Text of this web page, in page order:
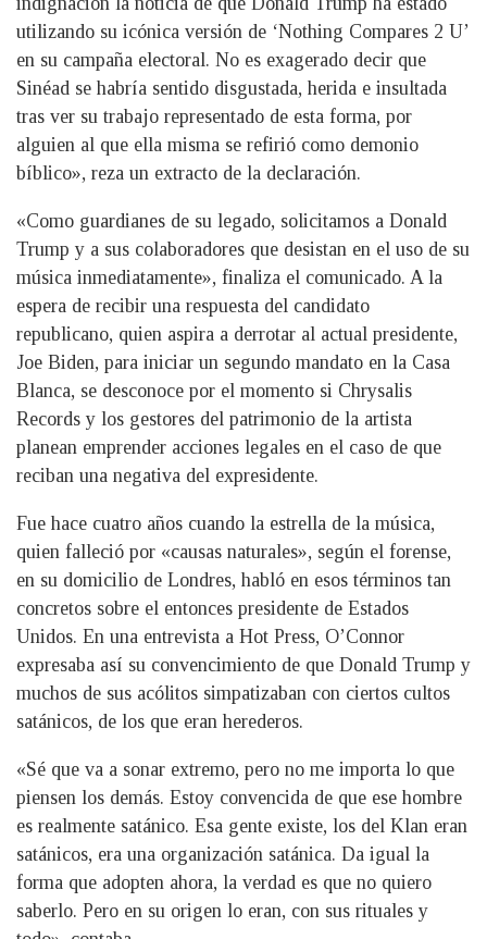
utilizando su icónica versión de ‘Nothing Compares 2 U’
en su campaña electoral. No es exagerado decir que
Sinéad se habría sentido disgustada, herida e insultada
tras ver su trabajo representado de esta forma, por
alguien al que ella misma se refirió como demonio
bíblico», reza un extracto de la declaración.
«Como guardianes de su legado, solicitamos a Donald
Trump y a sus colaboradores que desistan en el uso de su
música inmediatamente», finaliza el comunicado. A la
espera de recibir una respuesta del candidato
republicano, quien aspira a derrotar al actual presidente,
Joe Biden, para iniciar un segundo mandato en la Casa
Blanca, se desconoce por el momento si Chrysalis
Records y los gestores del patrimonio de la artista
planean emprender acciones legales en el caso de que
reciban una negativa del expresidente.
Fue hace cuatro años cuando la estrella de la música,
quien falleció por «causas naturales», según el forense,
en su domicilio de Londres, habló en esos términos tan
concretos sobre el entonces presidente de Estados
Unidos. En una entrevista a Hot Press, O’Connor
expresaba así su convencimiento de que Donald Trump y
muchos de sus acólitos simpatizaban con ciertos cultos
satánicos, de los que eran herederos.
«Sé que va a sonar extremo, pero no me importa lo que
piensen los demás. Estoy convencida de que ese hombre
es realmente satánico. Esa gente existe, los del Klan eran
satánicos, era una organización satánica. Da igual la
forma que adopten ahora, la verdad es que no quiero
saberlo. Pero en su origen lo eran, con sus rituales y